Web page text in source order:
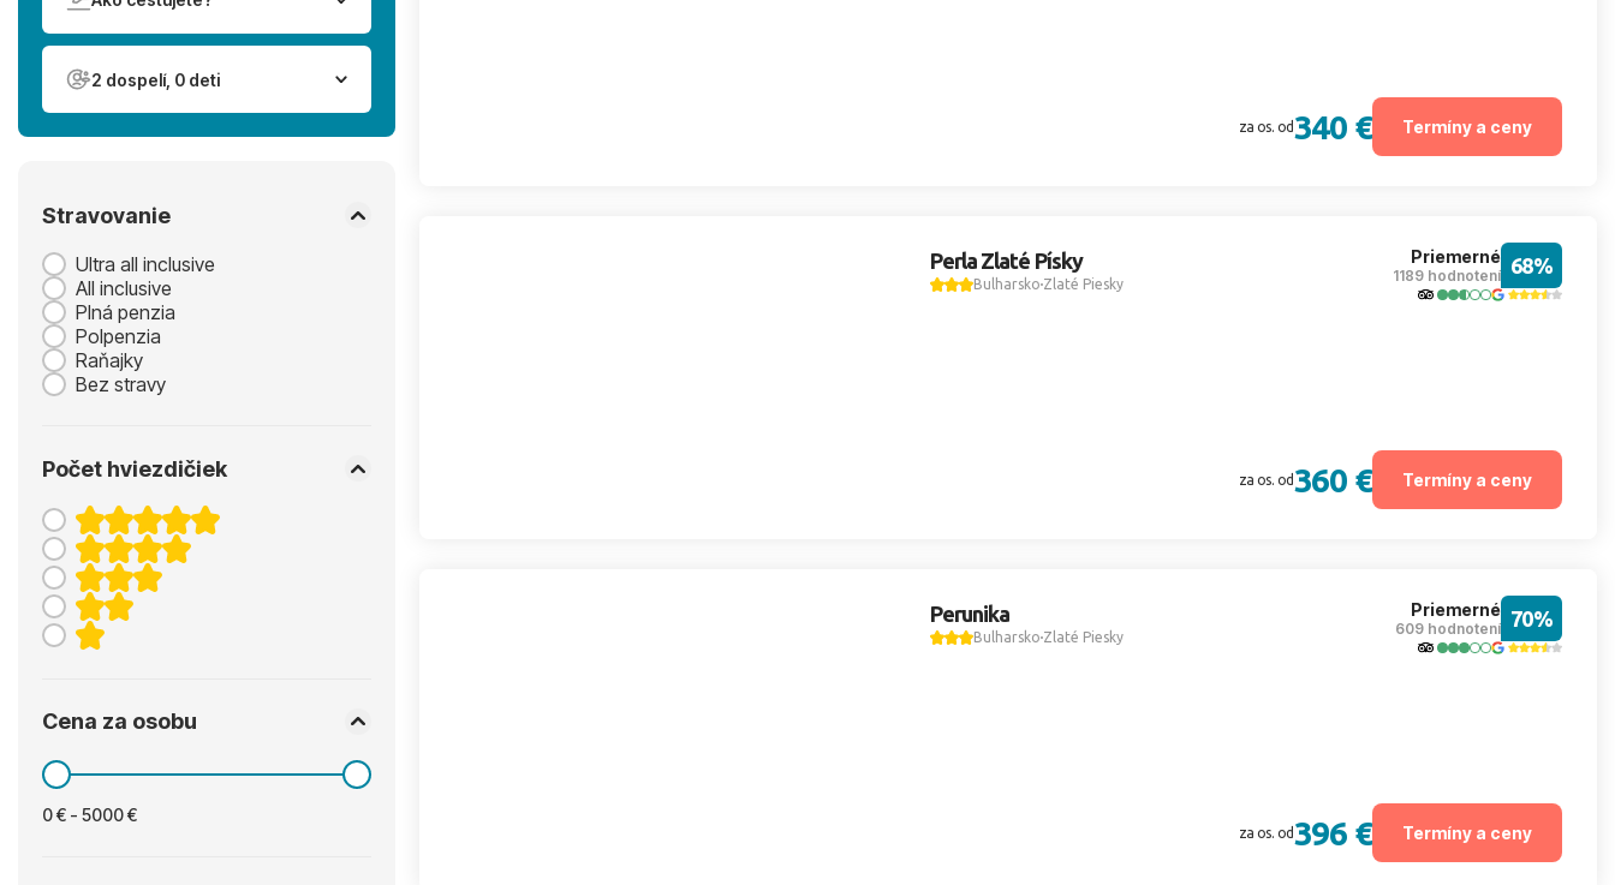
Bulharsko je dobrá voľba pre rodiny s deťmi, páry aj skupiny priateľov, ktoré chcú more za rozumnú cenu. Výhodou je jednoduchý letný typ dovolenky, široká ponuka hotelov a možnosť
vybrať si medzi rušnejšími aj pokojnejšími strediskami. Ak hľadáš destináciu, kde vieš skombinovať dostupnú cenu, pláže a pohodlný pobyt pri mori, Bulharsko patrí medzi najlepšie
možnosti.
2 dospelí, 0 deti
Stravovanie
Ultra all inclusive
All inclusive
Plná penzia
Polpenzia
Raňajky
Bez stravy
Počet hviezdičiek
Cena za osobu
0 € - 5000 €
za os. od 340 € Termíny a ceny
Perla Zlaté Písky
BulharskoZlaté Piesky
Priemerné
1189 hodnotení 68%
za os. od 360 € Termíny a ceny
Perunika
BulharskoZlaté Piesky
Priemerné
609 hodnotení 70%
za os. od 396 € Termíny a ceny